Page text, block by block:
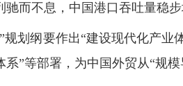
驰而不息，中国港口吞吐量稳
规划纲要作出“建设现代化产业
系”等部署，为中国外贸从“规模